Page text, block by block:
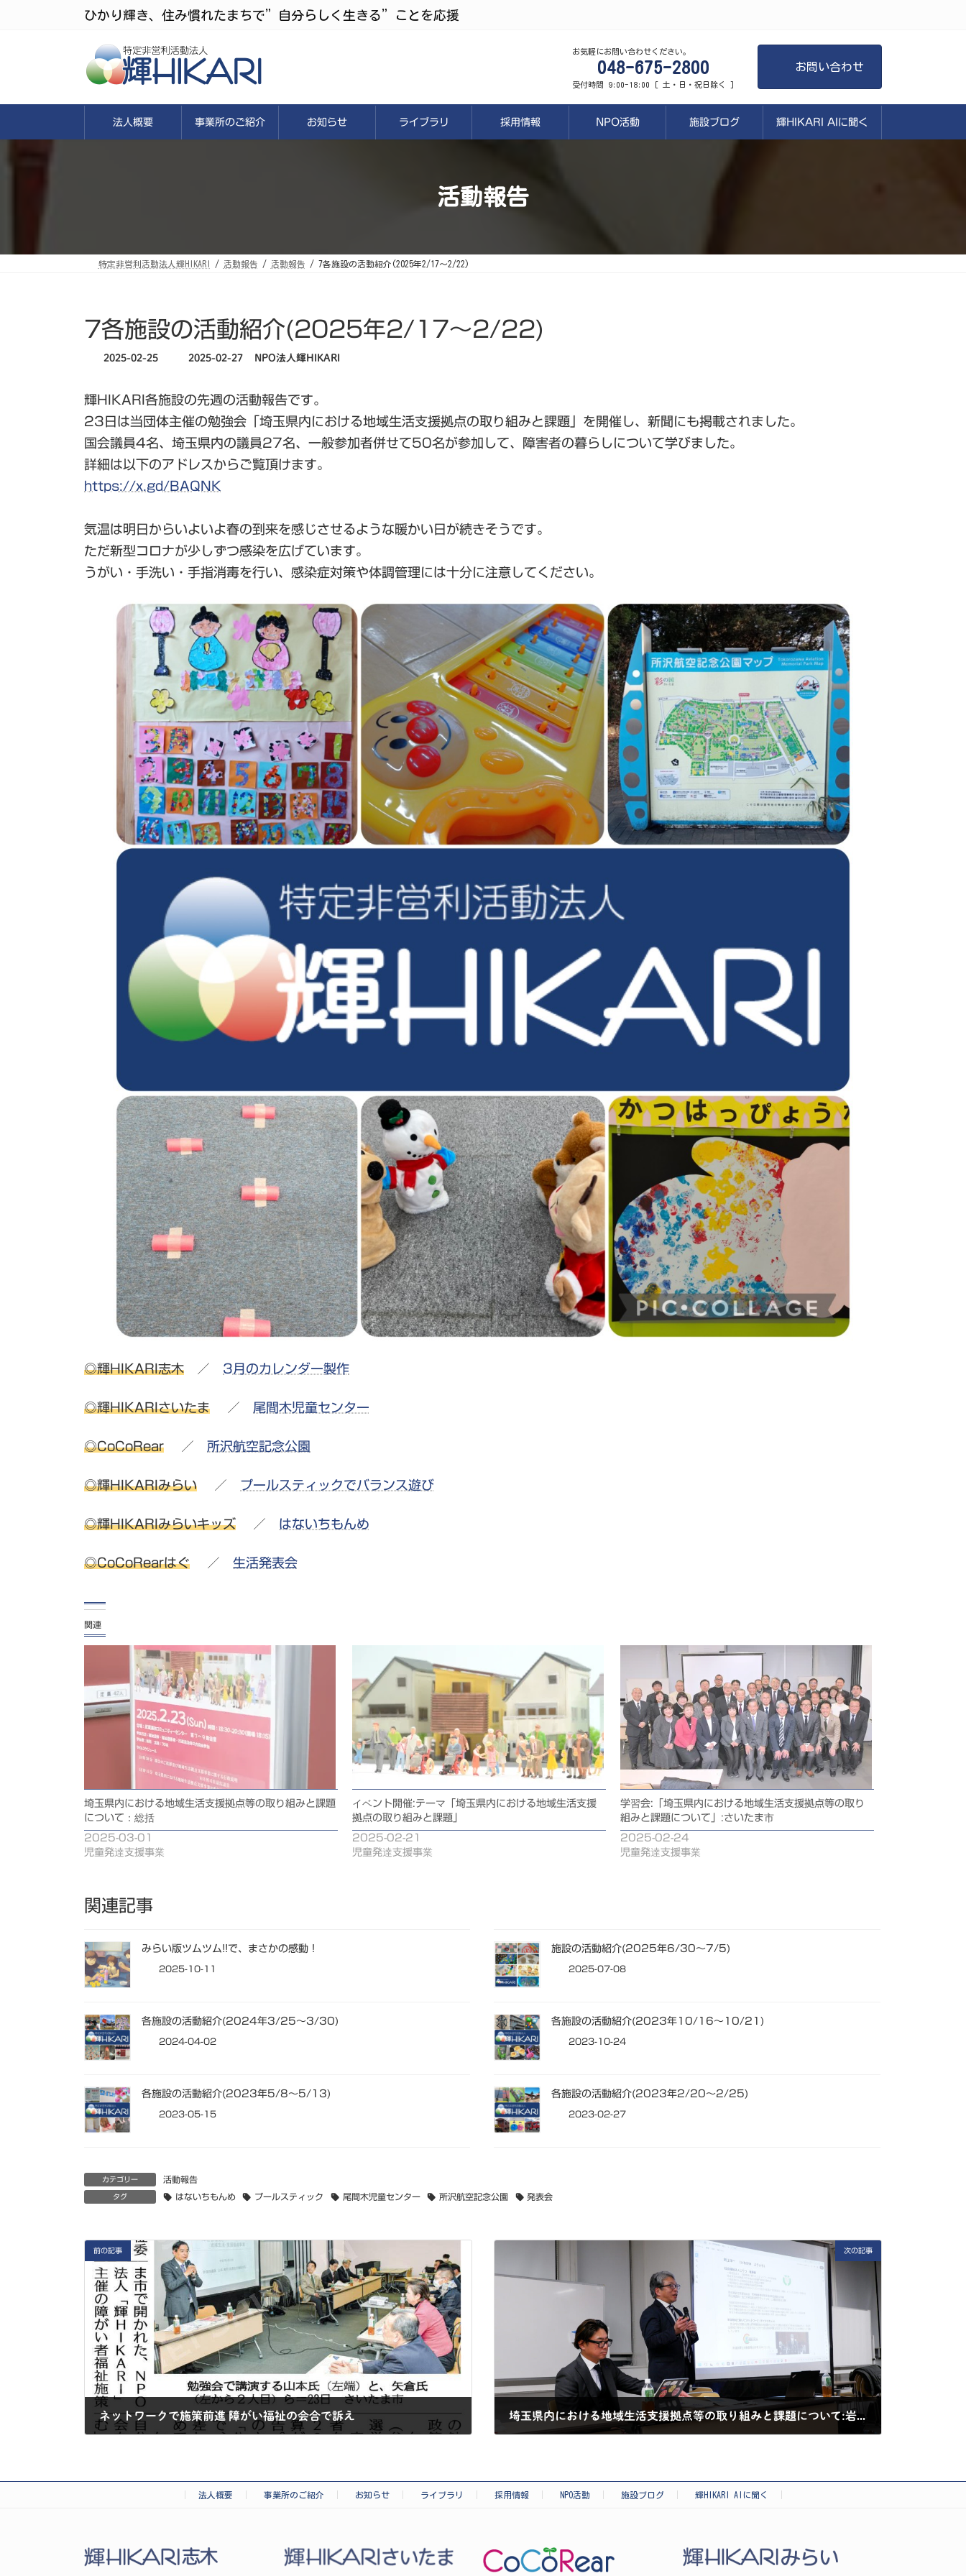
ひかり輝き、住み慣れたまちで”自分らしく生きる”ことを応援
お気軽にお問い合わせください。
048-675-2800
受付時間 9:00-18:00 [ 土・日・祝日除く ]
お問い合わせ
法人概要 事業所のご紹介 お知らせ ライブラリ 採用情報 NPO活動 施設ブログ 輝HIKARI AIに聞く
活動報告
特定非営利活動法人輝HIKARI 活動報告 活動報告 7各施設の活動紹介(2025年2/17～2/22)
7各施設の活動紹介(2025年2/17～2/22)
2025-02-25
最
新
日
時
:
2025-02-27 NPO法人輝HIKARI
輝HIKARI各施設の先週の活動報告です。
23日は当団体主催の勉強会「埼玉県内における地域生活支援拠点の取り組みと課題」を開催し、新聞にも掲載されました。
国会議員4名、埼玉県内の議員27名、一般参加者併せて50名が参加して、障害者の暮らしについて学びました。
詳細は以下のアドレスからご覧頂けます。
https://x.gd/BAQNK
気温は明日からいよいよ春の到来を感じさせるような暖かい日が続きそうです。
ただ新型コロナが少しずつ感染を広げています。
うがい・手洗い・手指消毒を行い、感染症対策や体調管理には十分に注意してください。
◎輝HIKARI志木 ／ 3月のカレンダー製作
◎輝HIKARIさいたま ／ 尾間木児童センター
◎CoCoRear ／ 所沢航空記念公園
◎輝HIKARIみらい ／ プールスティックでバランス遊び
◎輝HIKARIみらいキッズ ／ はないちもんめ
◎CoCoRearはぐ ／ 生活発表会
関連
埼玉県内における地域生活支援拠点等の取り組みと課題
について：総括
2025-03-01
児童発達支援事業
イベント開催:テーマ「埼玉県内における地域生活支援
拠点の取り組みと課題」
2025-02-21
児童発達支援事業
学習会:「埼玉県内における地域生活支援拠点等の取り
組みと課題について」:さいたま市
2025-02-24
児童発達支援事業
関連記事
みらい版ツムツム!!で、まさかの感動！
2025-10-11
施設の活動紹介(2025年6/30～7/5)
2025-07-08
各施設の活動紹介(2024年3/25～3/30)
2024-04-02
各施設の活動紹介(2023年10/16～10/21)
2023-10-24
各施設の活動紹介(2023年5/8～5/13)
2023-05-15
各施設の活動紹介(2023年2/20～2/25)
2023-02-27
カテゴリー 活動報告
タグ はないちもんめ プールスティック 尾間木児童センター 所沢航空記念公園 発表会
前の記事
ネットワークで施策前進 障がい福祉の会合で訴え
次の記事
埼玉県内における地域生活支援拠点等の取り組みと課題について:岩上洋一 理事長講演内容
法人概要 事業所のご紹介 お知らせ ライブラリ 採用情報 NPO活動 施設ブログ 輝HIKARI AIに聞く